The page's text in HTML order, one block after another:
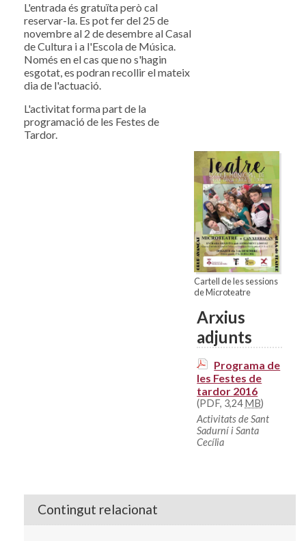
L'entrada és gratuïta però cal
reservar-la. Es pot fer del 25 de
novembre al 2 de desembre al Casal
de Cultura i a l'Escola de Música.
Només en el cas que no s'hagin
esgotat, es podran recollir el mateix
dia de l'actuació.
L'activitat forma part de la
programació de les Festes de
Tardor.
Cartell de les sessions
de Microteatre
Arxius
adjunts
Programa de
les Festes de
tardor 2016
(PDF, 3,24MB)
Activitats de Sant
Sadurní i Santa
Cecília
Contingut relacionat